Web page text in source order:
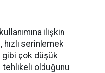
ilişkin
serinlemek
gibi çok düşük
tehlikeli olduğunu